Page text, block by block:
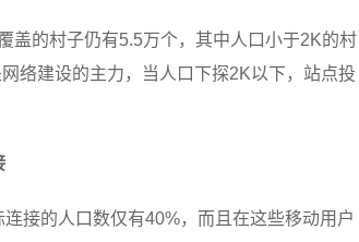
盖的村子仍有5.5万个，其中人口小于2K的村
络建设的主力，当人口下探2K以下，站点投
接的人口数仅有40%，而且在这些移动用户